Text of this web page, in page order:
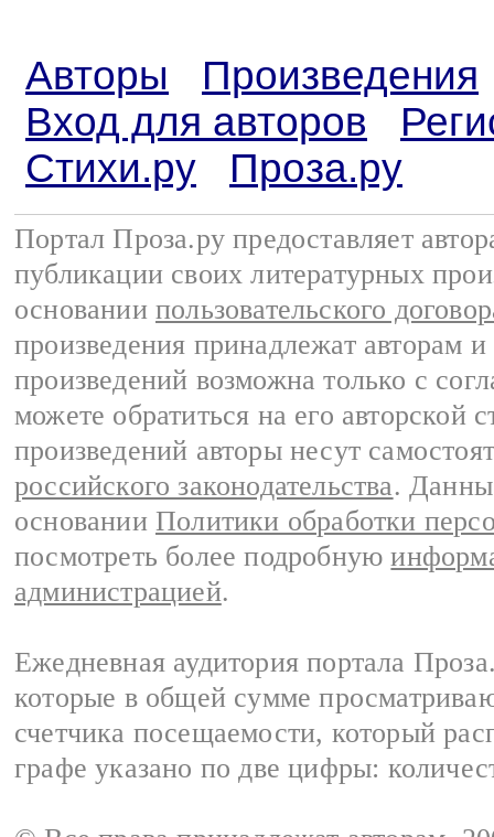
Авторы
Произведения
Вход для авторов
Стихи.ру
Проза.ру
Портал Проза.ру предоставляет
публикации своих литературных
основании пользовательского
произведения принадлежат авторам
произведений возможна только с
можете обратиться на его авторской
произведений авторы несут
российского законодательства.
основании Политики обработки
посмотреть более подробную
администрацией.
Ежедневная аудитория портала
которые в общей сумме
счетчика посещаемости, который
графе указано по две цифры: